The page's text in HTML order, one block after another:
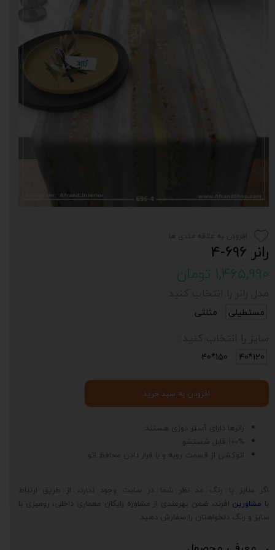
رانر 696-4
۱,۴۶۵,۹۹۰ تومان
رانرها دارای آستر دوزی هستند.
100% قابل شستشو
اتوکشی از قسمت رویه و با قرار دادن محافظ اتو
اگر سایز یا رنگ مد نظر شما در سایت وجود ندارد، از طریق ارتباط
با مشاورین افرند، ضمن بهرمندی از مشاوره رایگان معماری داخلی، رومیزی با
سایز و رنگ دلخواهتان را سفارش دهید.
مستطیلی مثلثی
120*40
150*40
افزودن به سبد خرید
افزودن به علاقه مندی ها